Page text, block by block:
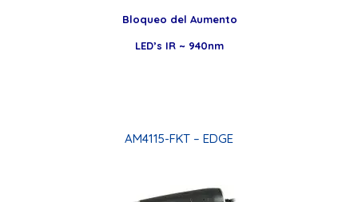
Bloqueo del Aumento
LED’s IR ~ 940nm
AM4115-FKT – EDGE